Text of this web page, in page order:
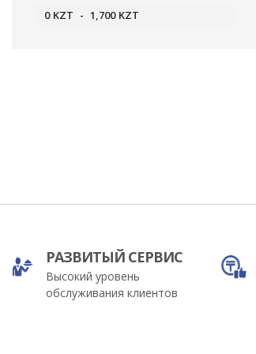
0 KZT - 1,700 KZT
РАЗВИТЫЙ СЕРВИС
Высокий уровень
обслуживания клиентов